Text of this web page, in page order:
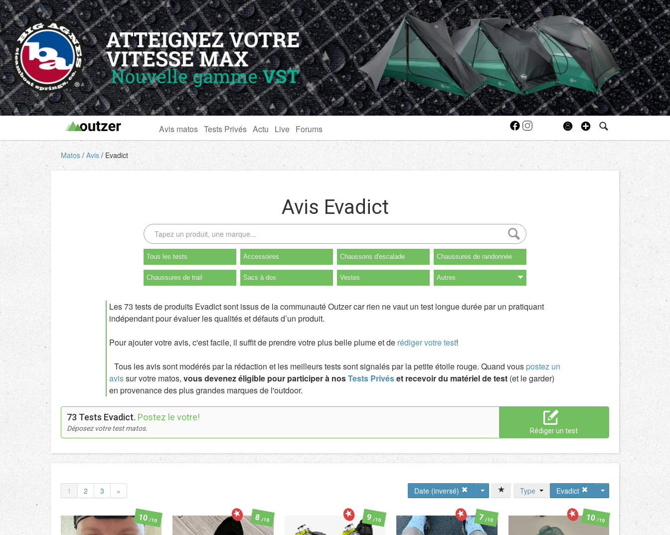
Avis matos Tests Privés Actu Live Forums
Matos Avis Evadict
Avis Evadict
Tous les tests Accessoires Chaussons d'escalade Chaussures de randonnée
Chaussures de trail Sacs à dos Vestes Autres
Les 73 tests de produits Evadict sont issus de la communauté Outzer car rien ne vaut un test longue durée par un pratiquant
indépendant pour évaluer les qualités et défauts d’un produit.
Pour ajouter votre avis, c'est facile, il suffit de prendre votre plus belle plume et de rédiger votre test!
Tous les avis sont modérés par la rédaction et les meilleurs tests sont signalés par la petite étoile rouge. Quand vous postez un
avissur votre matos, vous devenez éligible pour participer à nosTests Privéset recevoir du matériel de test (et le garder)
en provenance des plus grandes marques de l'outdoor.
73 Tests Evadict. Postez le votre!
Déposez votre test matos. Rédiger un test
Date (inversé) Evadict
Type
1 2 3 »
10/10 8/10 9/10 7/10 10/10